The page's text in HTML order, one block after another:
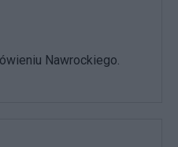
Nawrockiego.